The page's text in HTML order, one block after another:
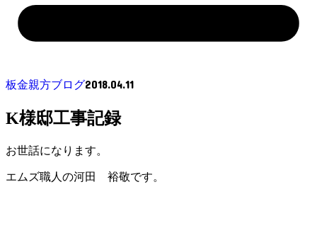
板金親方ブログ2018.04.11
K様邸工事記録
お世話になります。
エムズ職人の河田 裕敬です。